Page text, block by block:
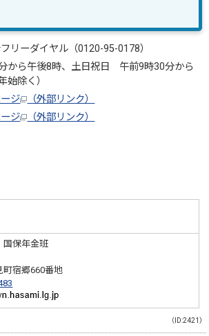
リーダイヤル（0120-95-0178）
ら午後8時、土日祝日 午前9時30分から
始除く）
ジ
（外部リンク）
ジ
（外部リンク）
保年金班
町宿郷660番地
（ID:2421）